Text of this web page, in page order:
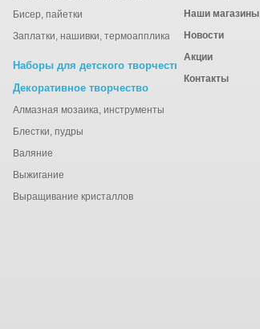
Бисер, пайетки
Заплатки, нашивки, термоаппликации
Наборы для детского творчества
Декоративное творчество
Алмазная мозаика, инструменты
Блестки, пудры
Валяние
Выжигание
Выращивание кристаллов
Наши магазины
Новости
Акции
Контакты